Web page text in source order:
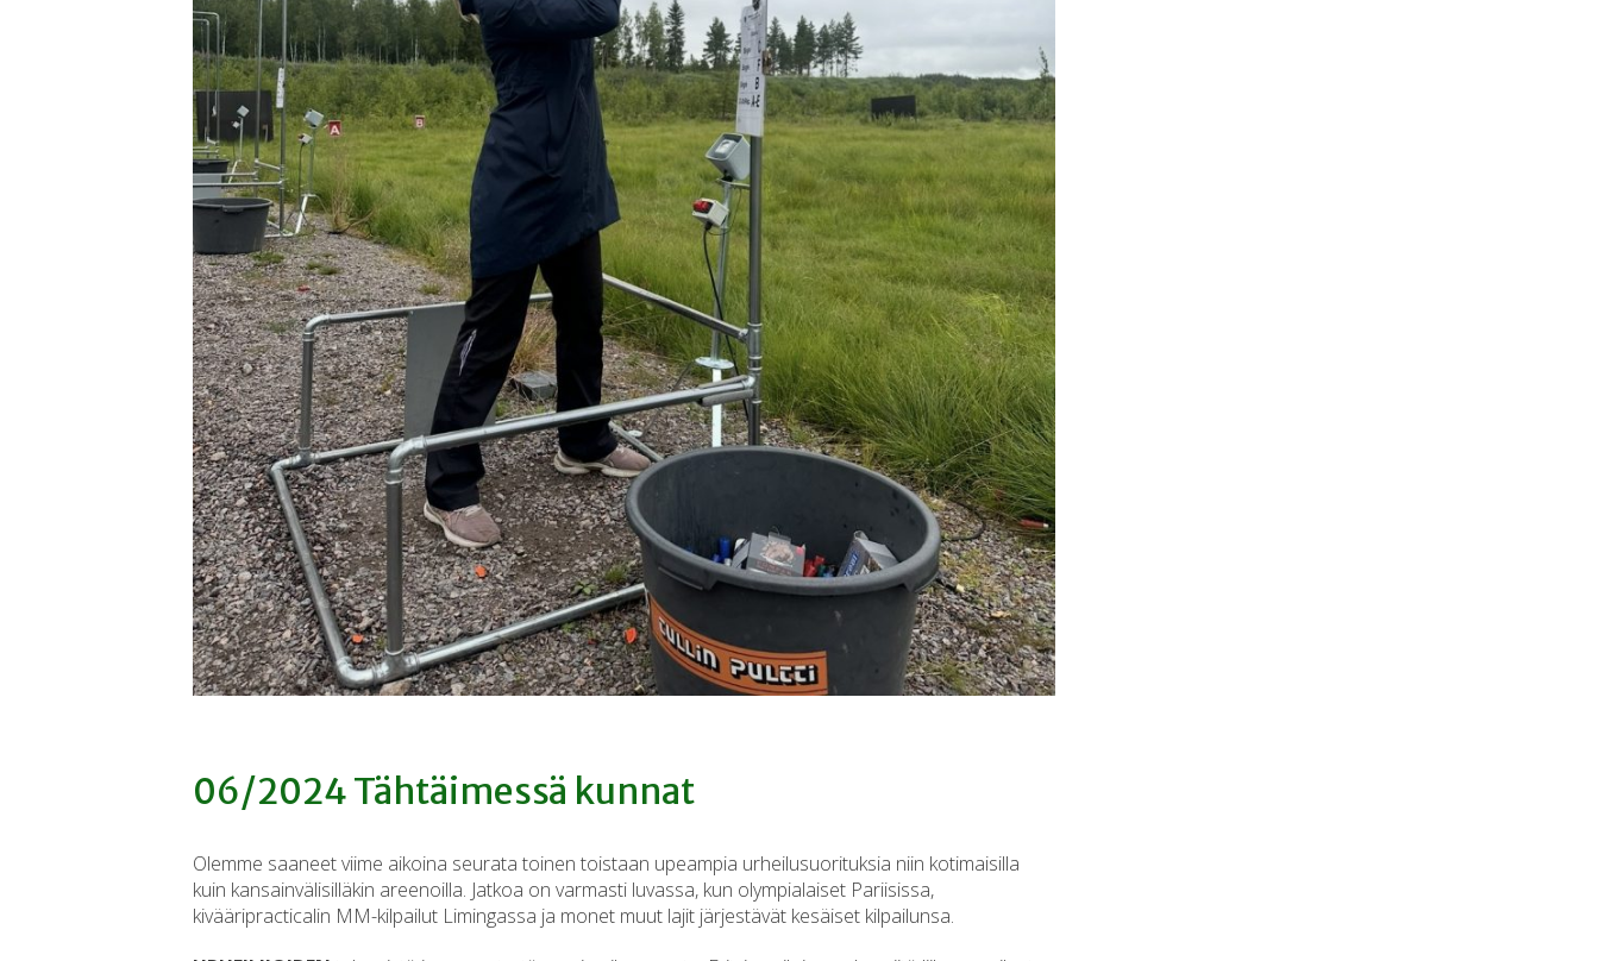
06/2024 Tähtäimessä kunnat
Olemme saaneet viime aikoina seurata toinen toistaan upeampia urheilusuorituksia niin kotimaisilla
kuin kansainvälisilläkin areenoilla. Jatkoa on varmasti luvassa, kun olympialaiset Pariisissa,
kivääripracticalin MM-kilpailut Limingassa ja monet muut lajit järjestävät kesäiset kilpailunsa.